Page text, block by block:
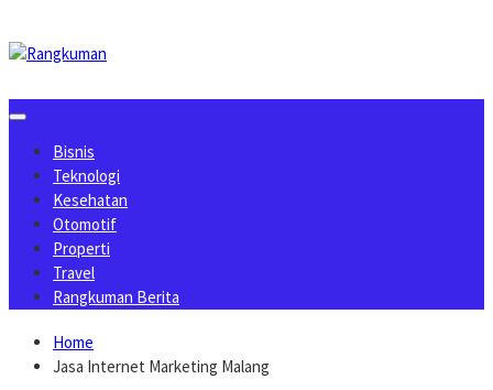
to
content
Bisnis
Teknologi
Kesehatan
Otomotif
Properti
Travel
Rangkuman Berita
Home
Jasa Internet Marketing Malang